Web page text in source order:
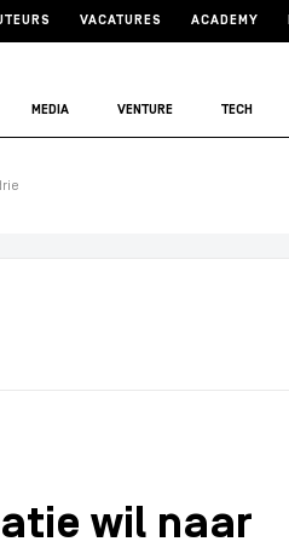
VACATURES ACADEMY
MEDIA VENTURE TECH
wil naar